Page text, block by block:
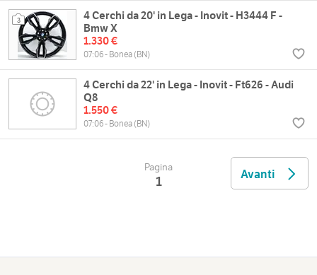
3
4 Cerchi da 20' in Lega - Inovit - H3444 F -
Bmw X
1.330 €
07:06 - Bonea (BN)
4 Cerchi da 22' in Lega - Inovit - Ft626 - Audi
Q8
1.550 €
07:06 - Bonea (BN)
Pagina
1 Avanti